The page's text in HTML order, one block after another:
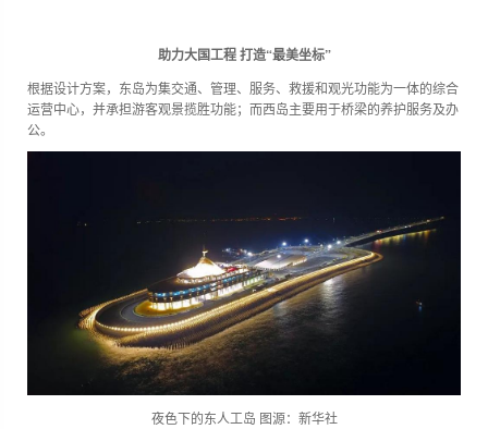
助力大国工程 打造“最美坐标”
根据设计方案，东岛为集交通、管理、服务、救援和观光功能为一体的综合
运营中心，并承担游客观景揽胜功能；而西岛主要用于桥梁的养护服务及办
公。
夜色下的东人工岛 图源：新华社